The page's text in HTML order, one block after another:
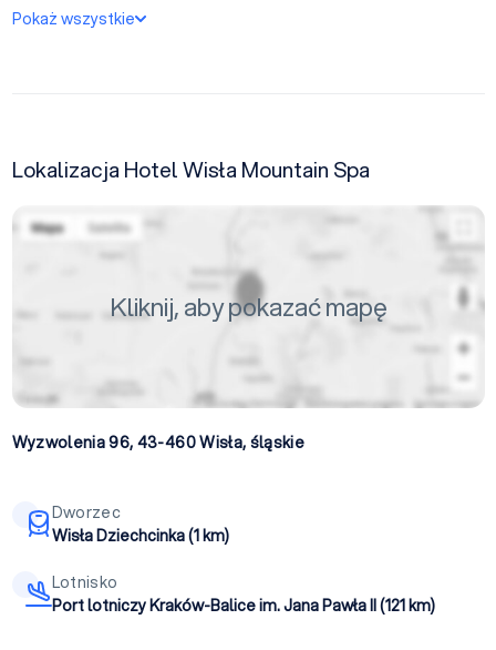
Pokaż wszystkie
Lokalizacja Hotel Wisła Mountain Spa
Kliknij, aby pokazać mapę
Wyzwolenia 96, 43-460Wisła, śląskie
Dworzec
Wisła Dziechcinka (1 km)
Lotnisko
Port lotniczy Kraków-Balice im. Jana Pawła II (121 km)